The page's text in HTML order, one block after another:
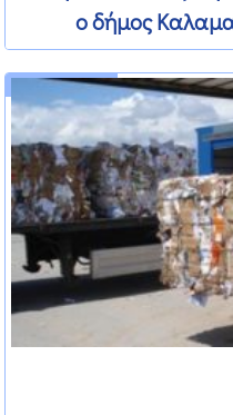
ο δήμος
2 Μαρτίου 2012